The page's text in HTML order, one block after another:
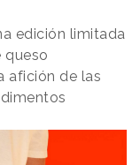
edición limitada
queso
afición de las